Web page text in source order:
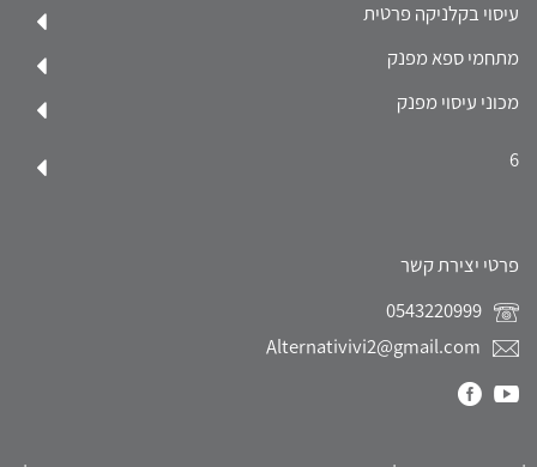
עיסוי בקלניקה פרטית
מתחמי ספא מפנק
מכוני עיסוי מפנק
6
פרטי יצירת קשר
Alternativivi2@gmail.com